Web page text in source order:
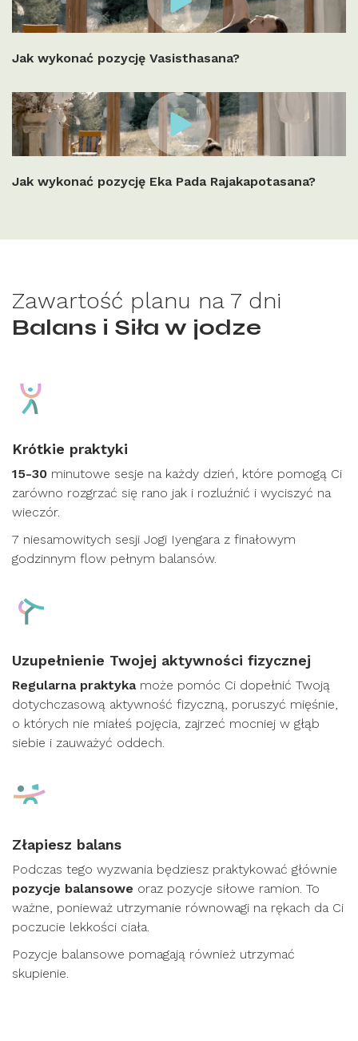
Jak wykonać pozycję Vasisthasana?
Jak wykonać pozycję Eka Pada Rajakapotasana?
Zawartość planu na 7 dni
Balans i Siła w jodze
Krótkie praktyki
15-30 minutowe sesje na każdy dzień, które pomogą Ci
zarówno rozgrzać się rano jak i rozluźnić i wyciszyć na
wieczór.
7 niesamowitych sesji Jogi Iyengara z finałowym
godzinnym flow pełnym balansów.
Uzupełnienie Twojej aktywności fizycznej
Regularna praktykamoże pomóc Ci dopełnić Twoją
dotychczasową aktywność fizyczną, poruszyć mięśnie,
o których nie miałeś pojęcia, zajrzeć mocniej w głąb
siebie i zauważyć oddech.
Złapiesz balans
Podczas tego wyzwania będziesz praktykować głównie
pozycje balansowe oraz pozycje siłowe ramion. To
ważne, ponieważ utrzymanie równowagi na rękach da Ci
poczucie lekkości ciała.
Pozycje balansowe pomagają również utrzymać
skupienie.